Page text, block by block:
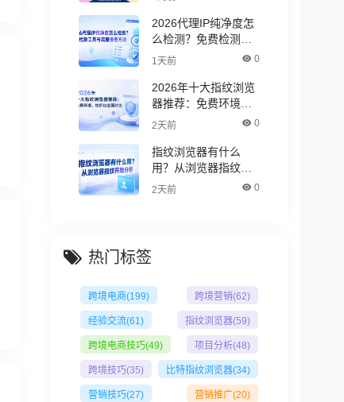
2026代理IP纯净度怎
么检测？免费检测工
具与完整排查方法
1天前 0
2026年十大指纹浏览
器推荐：免费环境，
性价比全面对比
2天前 0
指纹浏览器有什么
用？从浏览器指纹开
始分析
2天前 0
热门标签
跨境电商(199) 跨境营销(62)
经验交流(61) 指纹浏览器(59)
跨境电商技巧(49) 项目分析(48)
跨境技巧(35) 比特指纹浏览器(34)
营销技巧(27) 营销推广(20)